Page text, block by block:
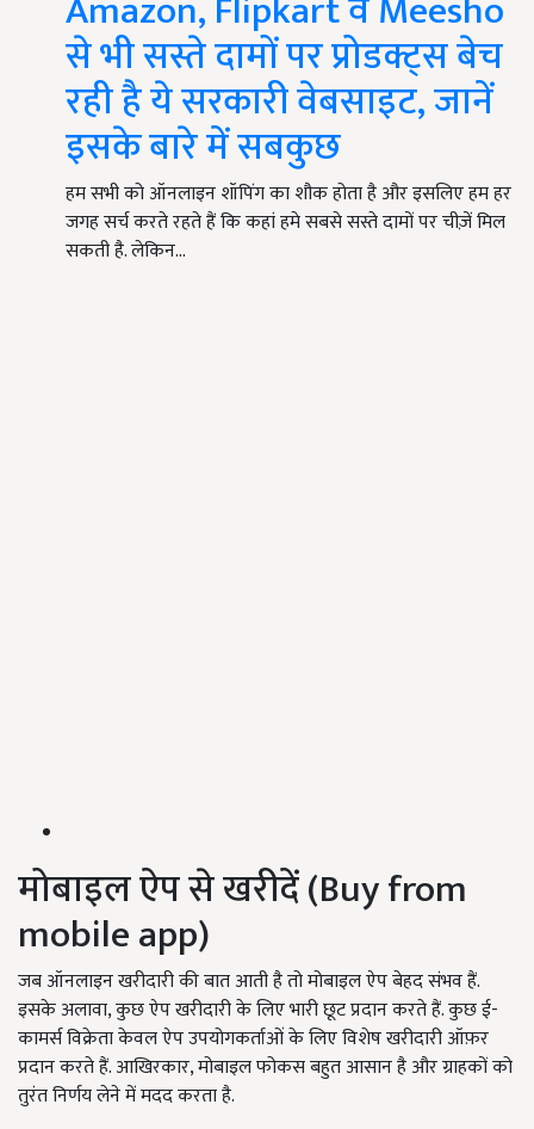
से भी सस्ते दामों पर प्रोडक्ट्स बेच
रही है ये सरकारी वेबसाइट, जानें
इसके बारे में सबकुछ
हम सभी को ऑनलाइन शॉपिंग का शौक होता है और इसलिए हम हर
जगह सर्च करते रहते हैं कि कहां हमे सबसे सस्ते दामों पर चीज़ें मिल
सकती है. लेकिन…
मोबाइल ऐप से खरीदें (Buy from
mobile app)
जब ऑनलाइन खरीदारी की बात आती है तो मोबाइल ऐप बेहद संभव हैं.
इसके अलावा,कुछ ऐप खरीदारी के लिए भारी छूट प्रदान करते हैं. कुछ ई-
कामर्स विक्रेता केवल ऐप उपयोगकर्ताओं के लिए विशेष खरीदारी ऑफ़र
प्रदान करते हैं. आखिरकार,मोबाइल फोकस बहुत आसान है और ग्राहकों को
तुरंत निर्णय लेने में मदद करता है.